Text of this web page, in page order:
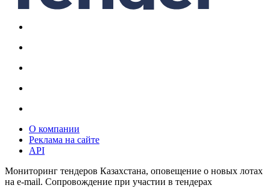
О компании
Реклама на сайте
API
Мониторинг тендеров Казахстана, оповещение о новых лотах
на e-mail. Сопровождение при участии в тендерах